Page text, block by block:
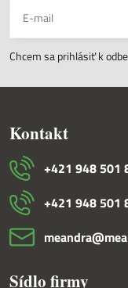
Chcem sa prihlásiť k
Kontakt
+421 948 501
+421 948 501
Sídlo firmy